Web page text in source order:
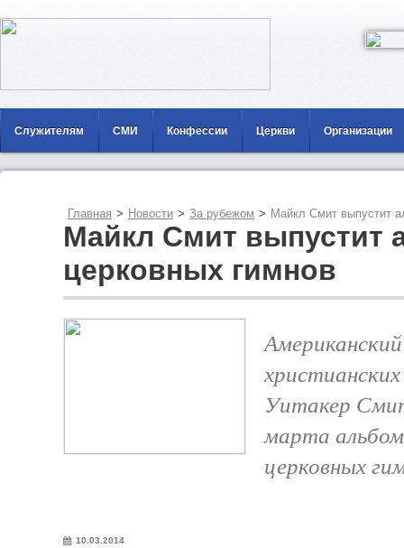
Служителям СМИ Конфессии Церкви Организации
Главная > Новости > За рубежом > Майкл Смит выпустит
Майкл Смит выпустит
церковных гимнов
Уитакер
марта
церковных
10.03.2014